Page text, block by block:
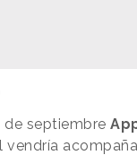
de septiembre
vendría